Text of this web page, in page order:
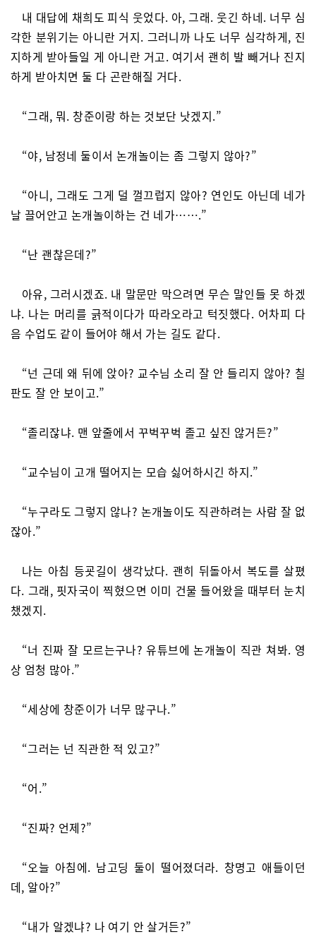
내 대답에 채희도 피식 웃었다. 아, 그래. 웃긴 하네. 너무 심
각한 분위기는 아니란 거지. 그러니까 나도 너무 심각하게, 진
지하게 받아들일 게 아니란 거고. 여기서 괜히 발 빼거나 진지
하게 받아치면 둘 다 곤란해질 거다.
“그래, 뭐. 창준이랑 하는 것보단 낫겠지.”
“야, 남정네 둘이서 논개놀이는 좀 그렇지 않아?”
“아니, 그래도 그게 덜 껄끄럽지 않아? 연인도 아닌데 네가
날 끌어안고 논개놀이하는 건 네가…….”
“난 괜찮은데?”
아유, 그러시겠죠. 내 말문만 막으려면 무슨 말인들 못 하겠
냐. 나는 머리를 긁적이다가 따라오라고 턱짓했다. 어차피 다
음 수업도 같이 들어야 해서 가는 길도 같다.
“넌 근데 왜 뒤에 앉아? 교수님 소리 잘 안 들리지 않아? 칠
판도 잘 안 보이고.”
“졸리잖냐. 맨 앞줄에서 꾸벅꾸벅 졸고 싶진 않거든?”
“교수님이 고개 떨어지는 모습 싫어하시긴 하지.”
“누구라도 그렇지 않나? 논개놀이도 직관하려는 사람 잘 없
잖아.”
나는 아침 등굣길이 생각났다. 괜히 뒤돌아서 복도를 살폈
다. 그래, 핏자국이 찍혔으면 이미 건물 들어왔을 때부터 눈치
챘겠지.
“너 진짜 잘 모르는구나? 유튜브에 논개놀이 직관 쳐봐. 영
상 엄청 많아.”
“세상에 창준이가 너무 많구나.”
“그러는 넌 직관한 적 있고?”
“어.”
“진짜? 언제?”
“오늘 아침에. 남고딩 둘이 떨어졌더라. 창명고 애들이던
데, 알아?”
“내가 알겠냐? 나 여기 안 살거든?”